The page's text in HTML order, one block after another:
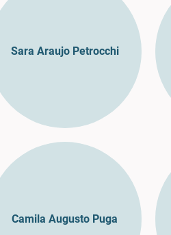
Sara Araujo Petrocchi
Camila Augusto Puga